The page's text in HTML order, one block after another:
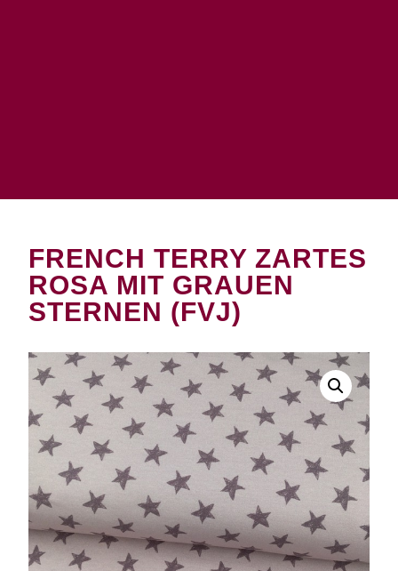
FRENCH TERRY ZARTES
ROSA MIT GRAUEN
STERNEN (FVJ)